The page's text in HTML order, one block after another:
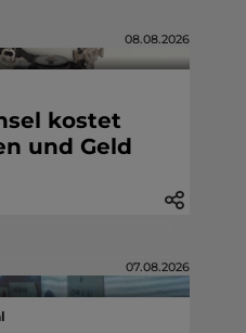
08.08.2026
kostet
und Geld
07.08.2026